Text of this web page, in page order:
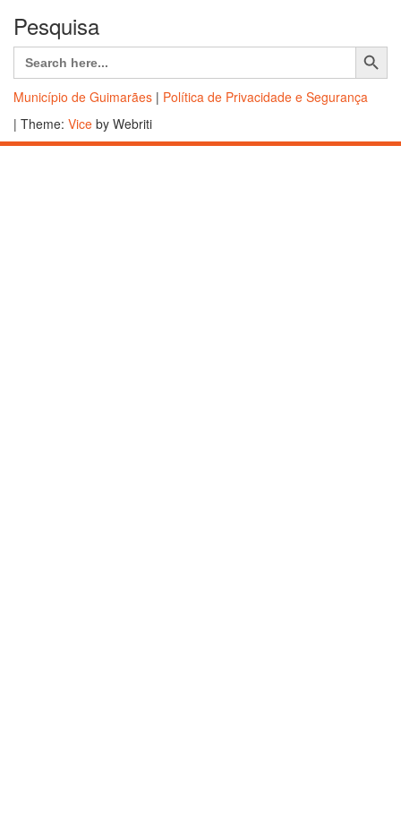
Pesquisa
Search
for:
Search Button
Município de Guimarães | Política de Privacidade e Segurança
| Theme: Vice by Webriti